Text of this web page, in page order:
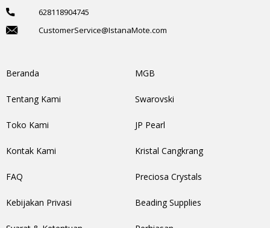
628118904745
CustomerService@IstanaMote.com
Beranda
Tentang Kami
Toko Kami
Kontak Kami
FAQ
Kebijakan Privasi
MGB
Swarovski
JP Pearl
Kristal Cangkrang
Preciosa Crystals
Beading Supplies